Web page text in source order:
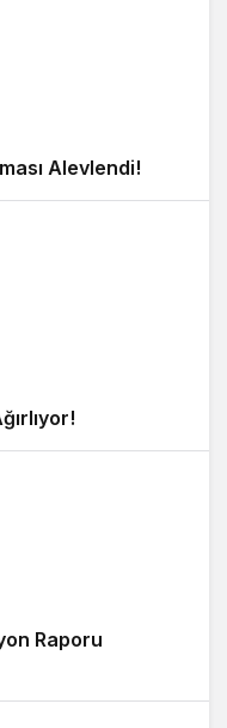
Alevlendi!
Raporu